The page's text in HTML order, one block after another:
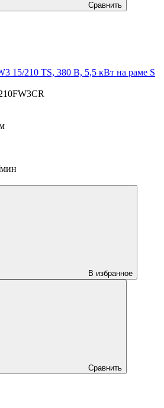
Сравнить
15/210 TS, 380 В, 5,5 кВт на раме S
В избранное
Сравнить